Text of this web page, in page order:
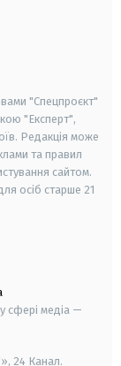
"Спецпроєкт"
"Експерт",
Редакція може
та правил
сайтом.
осіб старше 21
сфері медіа —
24 Канал.